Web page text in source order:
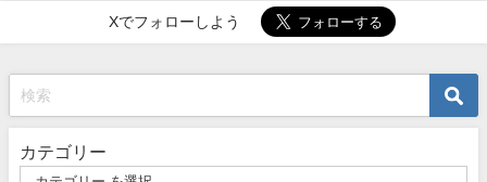
Xでフォローしよう
カテゴリー